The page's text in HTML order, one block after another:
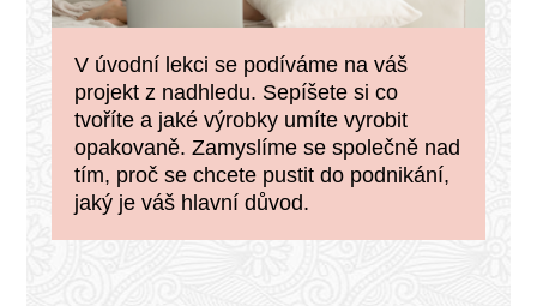
V úvodní lekci se podíváme na váš
projekt z nadhledu. Sepíšete si co
tvoříte a jaké výrobky umíte vyrobit
opakovaně. Zamyslíme se společně nad
tím, proč se chcete pustit do podnikání,
jaký je váš hlavní důvod.